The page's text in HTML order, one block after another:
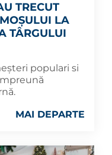
TRECUT
LA
TÂRGULUI
populari si
MAI DEPARTE